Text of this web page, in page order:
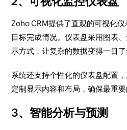
Zoho CRM提供了直观的可视化
目标完成情况。仪表盘采用图表
示方式，让复杂的数据变得一目了
系统还支持个性化的仪表盘配置
定制显示内容和布局，确保最重要
3、智能分析与预测